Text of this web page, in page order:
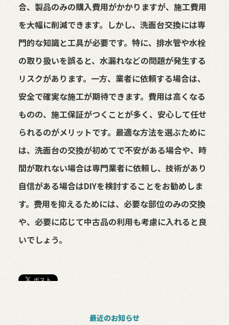
合、製品のみの購入費用がかかりますが、施工費用
を大幅に削減できます。しかし、洗面台交換には専
門的な知識と工具が必要です。特に、排水管や水栓
の取り扱いを誤ると、水漏れなどの問題が発生する
リスクがあります。一方、業者に依頼する場合は、
安全で確実な施工が期待できます。費用は高くなる
ものの、施工保証がつくことが多く、安心して任せ
られるのがメリットです。最適な方法を選ぶために
は、洗面台の交換が初めてで不安がある場合や、時
間が取れない場合は専門業者に依頼し、技術があり
自信がある場合はDIYを検討することをお勧めしま
す。费用を抑えるためには、必要な部位のみの交換
や、必要に応じて中古品の利用も考慮に入れると良
いでしょう。
最近のお知らせ